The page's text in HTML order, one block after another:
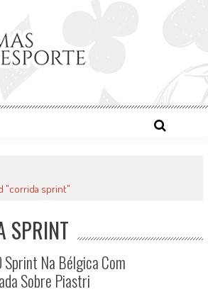
"corrida sprint"
SPRINT
Sprint Na Bélgica Com
Sobre Piastri